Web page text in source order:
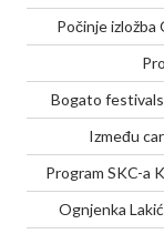
Počinje izložba
Bogato
Između
Program SKC-a
Ognjenka